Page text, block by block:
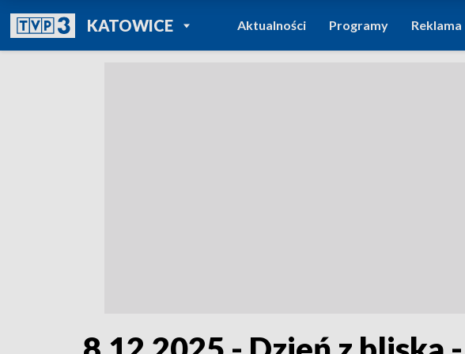
KATOWICEPOWRÓT DO
TVP REGIONY
Aktualności Programy Reklama